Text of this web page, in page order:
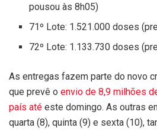
pousou às 8h05)
71º Lote: 1.521.000 doses
72º Lote: 1.133.730 doses
As entregas fazem parte do novo
que prevê o envio de 8,9 milhões
país até este domingo. As outras
quarta (8), quinta (9) e sexta (10),